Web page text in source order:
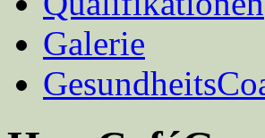
Galerie